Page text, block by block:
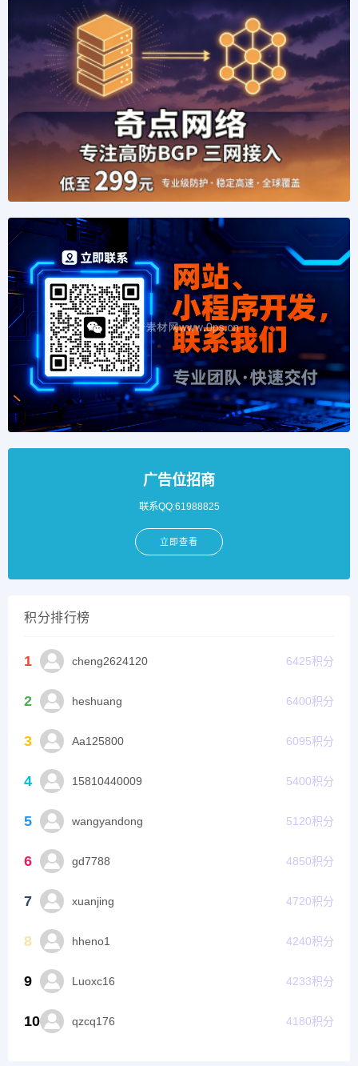
广告位招商
联系QQ:61988825
立即查看
积分排行榜
1 cheng2624120 6425积分
2 heshuang 6400积分
3 Aa125800 6095积分
4 15810440009 5400积分
5 wangyandong 5120积分
6 gd7788 4850积分
7 xuanjing 4720积分
8 hheno1 4240积分
9 Luoxc16 4233积分
10 qzcq176 4180积分